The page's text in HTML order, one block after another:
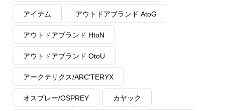
アイテム アウトドアブランド AtoG
アウトドアブランド HtoN
アウトドアブランド OtoU
アークテリクス/ARC'TERYX
オスプレー/OSPREY カヤック